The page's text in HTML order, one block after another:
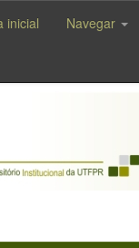
inicial Navegar